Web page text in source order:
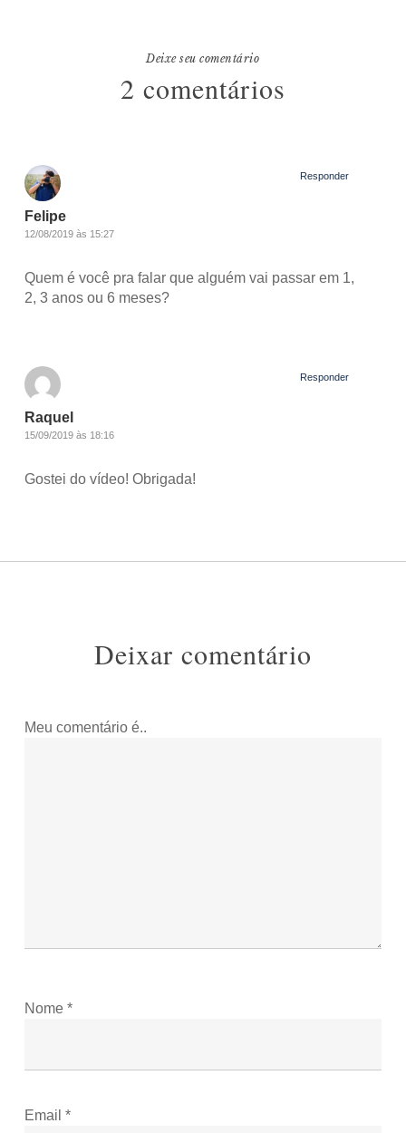
Deixe seu comentário
2 comentários
Felipe
12/08/2019 às 15:27
Quem é você pra falar que alguém vai passar em 1,
2, 3 anos ou 6 meses?
Responder
Raquel
15/09/2019 às 18:16
Gostei do vídeo! Obrigada!
Responder
Deixar comentário
Meu comentário é..
Nome *
Email *